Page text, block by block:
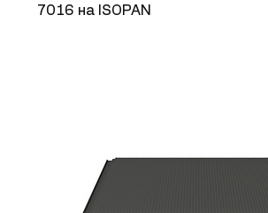
7016 на ISOPAN